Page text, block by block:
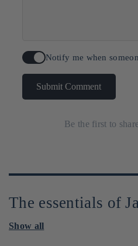
Notify me when
Submit Comment
Be the first to
The essentials of
Show all